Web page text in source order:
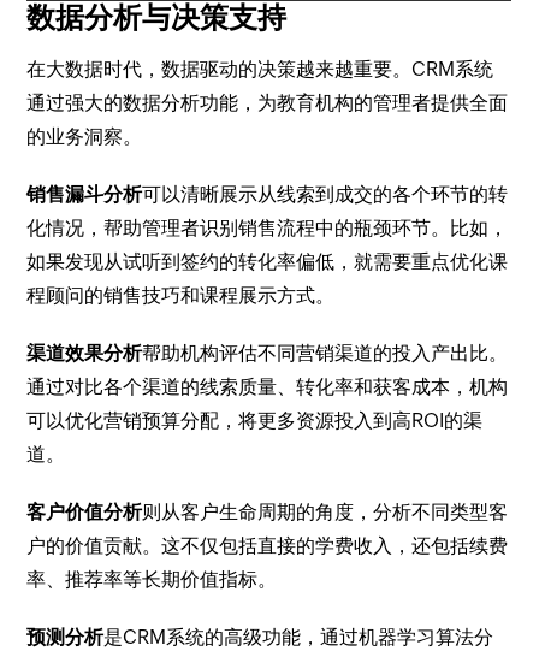
数据分析与决策支持
在大数据时代，数据驱动的决策越来越重要。CRM系统
通过强大的数据分析功能，为教育机构的管理者提供全面
的业务洞察。
销售漏斗分析可以清晰展示从线索到成交的各个环节的转
化情况，帮助管理者识别销售流程中的瓶颈环节。比如，
如果发现从试听到签约的转化率偏低，就需要重点优化课
程顾问的销售技巧和课程展示方式。
渠道效果分析帮助机构评估不同营销渠道的投入产出比。
通过对比各个渠道的线索质量、转化率和获客成本，机构
可以优化营销预算分配，将更多资源投入到高ROI的渠
道。
客户价值分析则从客户生命周期的角度，分析不同类型客
户的价值贡献。这不仅包括直接的学费收入，还包括续费
率、推荐率等长期价值指标。
预测分析是CRM系统的高级功能，通过机器学习算法分